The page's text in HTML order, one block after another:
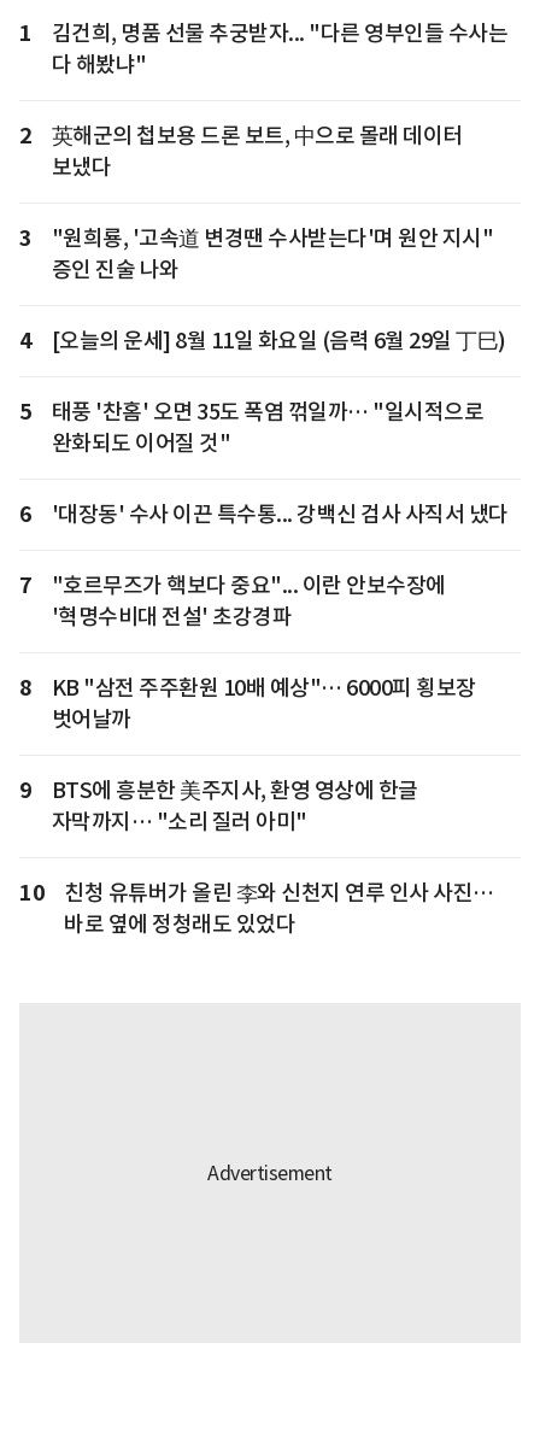
1
김건희, 명품 선물 추궁받자... "다른 영부인들 수사는
다 해봤냐"
2
英해군의 첩보용 드론 보트, 中으로 몰래 데이터
보냈다
3
"원희룡, '고속道 변경땐 수사받는다'며 원안 지시"
증인 진술 나와
4 [오늘의 운세] 8월 11일 화요일 (음력 6월 29일 丁巳)
5
태풍 '찬홈' 오면 35도 폭염 꺾일까… "일시적으로
완화되도 이어질 것"
6 '대장동' 수사 이끈 특수통... 강백신 검사 사직서 냈다
7
"호르무즈가 핵보다 중요"... 이란 안보수장에
'혁명수비대 전설' 초강경파
8
KB "삼전 주주환원 10배 예상"… 6000피 횡보장
벗어날까
9
BTS에 흥분한 美주지사, 환영 영상에 한글
자막까지… "소리 질러 아미"
10
친청 유튜버가 올린 李와 신천지 연루 인사 사진…
바로 옆에 정청래도 있었다